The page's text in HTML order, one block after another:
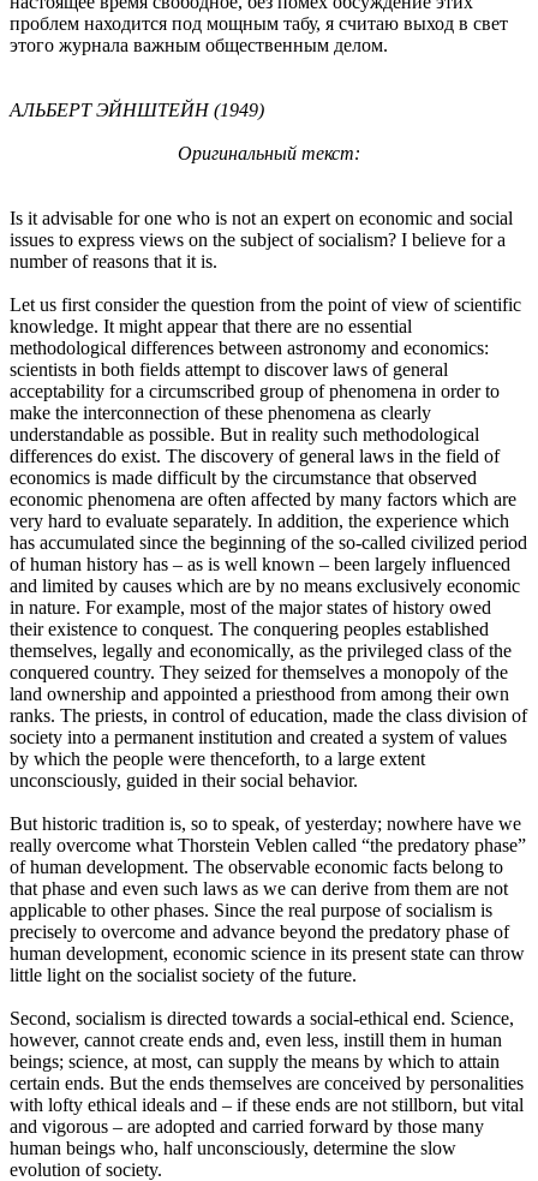
проблем находится под мощным табу, я считаю выход в свет
этого журнала важным общественным делом.
АЛЬБЕРТ ЭЙНШТЕЙН (1949)
Оригинальный текст:
Is it advisable for one who is not an expert on economic and social
issues to express views on the subject of socialism? I believe for a
number of reasons that it is.
Let us first consider the question from the point of view of scientific
knowledge. It might appear that there are no essential
methodological differences between astronomy and economics:
scientists in both fields attempt to discover laws of general
acceptability for a circumscribed group of phenomena in order to
make the interconnection of these phenomena as clearly
understandable as possible. But in reality such methodological
differences do exist. The discovery of general laws in the field of
economics is made difficult by the circumstance that observed
economic phenomena are often affected by many factors which are
very hard to evaluate separately. In addition, the experience which
has accumulated since the beginning of the so-called civilized period
of human history has – as is well known – been largely influenced
and limited by causes which are by no means exclusively economic
in nature. For example, most of the major states of history owed
their existence to conquest. The conquering peoples established
themselves, legally and economically, as the privileged class of the
conquered country. They seized for themselves a monopoly of the
land ownership and appointed a priesthood from among their own
ranks. The priests, in control of education, made the class division of
society into a permanent institution and created a system of values
by which the people were thenceforth, to a large extent
unconsciously, guided in their social behavior.
But historic tradition is, so to speak, of yesterday; nowhere have we
really overcome what Thorstein Veblen called “the predatory phase”
of human development. The observable economic facts belong to
that phase and even such laws as we can derive from them are not
applicable to other phases. Since the real purpose of socialism is
precisely to overcome and advance beyond the predatory phase of
human development, economic science in its present state can throw
little light on the socialist society of the future.
Second, socialism is directed towards a social-ethical end. Science,
however, cannot create ends and, even less, instill them in human
beings; science, at most, can supply the means by which to attain
certain ends. But the ends themselves are conceived by personalities
with lofty ethical ideals and – if these ends are not stillborn, but vital
and vigorous – are adopted and carried forward by those many
human beings who, half unconsciously, determine the slow
evolution of society.